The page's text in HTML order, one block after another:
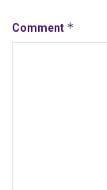
Comment *